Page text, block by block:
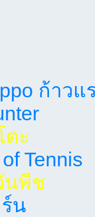
ก้าวแ
ตะ
Tennis
นพีช
น